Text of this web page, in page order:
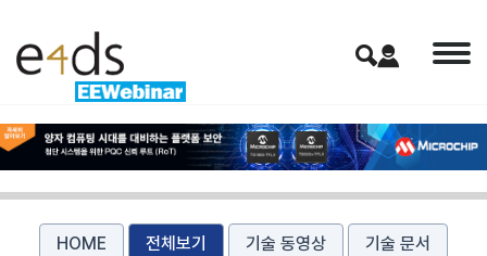
HOME 전체보기 기술 동영상 기술 문서